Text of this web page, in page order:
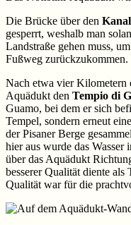
Die Brücke über den
gesperrt, weshalb man
Landstraße gehen muss,
Fußweg zurückzukommen.
Nach etwa vier Kilometern
Aquädukt den Tempio di
Guamo, bei dem er sich
Tempel, sondern erneut
der Pisaner Berge
hier aus wurde das Wasser
über das Aquädukt
besserer Qualität diente als
Qualität war für die